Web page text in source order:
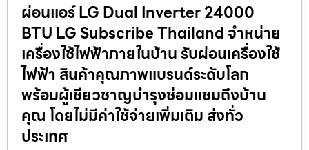
ผ่อนแอร์ LG Dual Inverter 24000
BTU LG Subscribe Thailand จำหน่าย
เครื่องใช้ไฟฟ้าภายในบ้าน รับผ่อนเครื่องใช้
ไฟฟ้า สินค้าคุณภาพแบรนด์ระดับโลก
พร้อมผู้เชียวชาญบำรุงซ่อมแซมถึงบ้าน
คุณ โดยไม่มีค่าใช้จ่ายเพิ่มเติม ส่งทั่ว
ประเทศ